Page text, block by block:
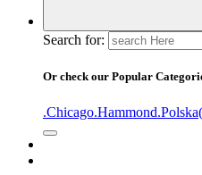
Search for:
Or check our Popular
.Chicago.Hammond.Polska